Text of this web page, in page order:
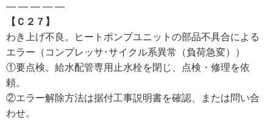
— — — — —
【Ｃ２７】
わき上げ不良。ヒートポンプユニットの部品不具合による
エラー（コンプレッサ･サイクル系異常（負荷急変））
①要点検。給水配管専用止水栓を閉じ、点検・修理を依
頼。
②エラー解除方法は据付工事説明書を確認、または問い合
わせ。